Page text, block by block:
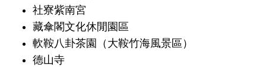
社寮紫南宮
藏傘閣文化休閒園區
軟鞍八卦茶園（大鞍竹海風景區）
德山寺